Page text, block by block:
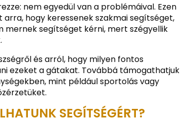
nem egyedül van a problémáival. Ezen
hogy keressenek szakmai segítséget,
mernek segítséget kérni, mert szégyellik
és arról, hogy milyen fontos
ezeket a gátakat. Továbbá támogathatjuk
mint például sportolás vagy
SEGÍTSÉGÉRT?